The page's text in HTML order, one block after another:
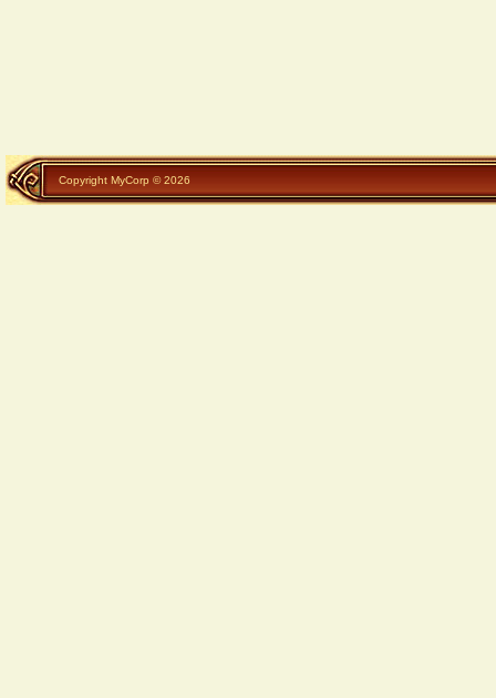
Copyright MyCorp © 2026